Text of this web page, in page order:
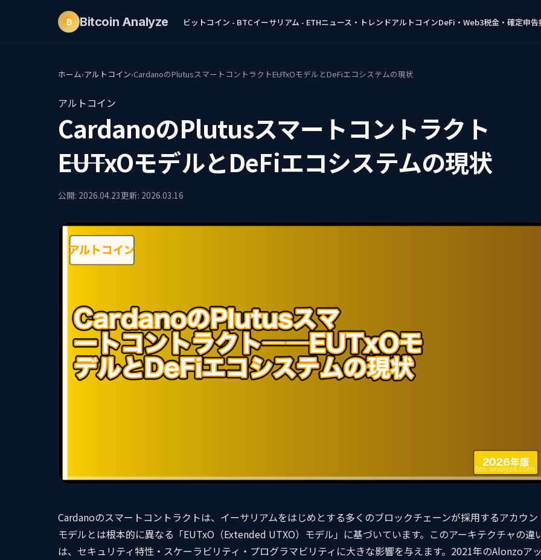
₿ Bitcoin Analyze ビットコイン - BTCイーサリアム - ETHニュース・トレンドアルトコインDeFi・Web3税金・確定申告
ホーム›アルトコイン›CardanoのPlutusスマートコントラクト――EUTxOモデルとDeFiエコシステムの現状
アルトコイン
CardanoのPlutusスマートコントラクト
――EUTxOモデルとDeFiエコシステムの現状
公開: 2026.04.23更新: 2026.03.16
Cardanoのスマートコントラクトは、イーサリアムをはじめとする多くのブロックチェーンが採用するアカウン
モデルとは根本的に異なる「EUTxO（Extended UTXO）モデル」に基づいています。このアーキテクチャの違
は、セキュリティ特性・スケーラビリティ・プログラマビリティに大きな影響を与えます。2021年のAlonzoアッ